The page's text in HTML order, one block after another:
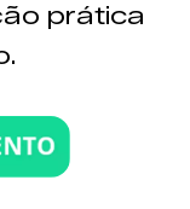
prática